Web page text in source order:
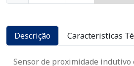
Descrição Caracteristicas
Sensor de proximidade indutivo